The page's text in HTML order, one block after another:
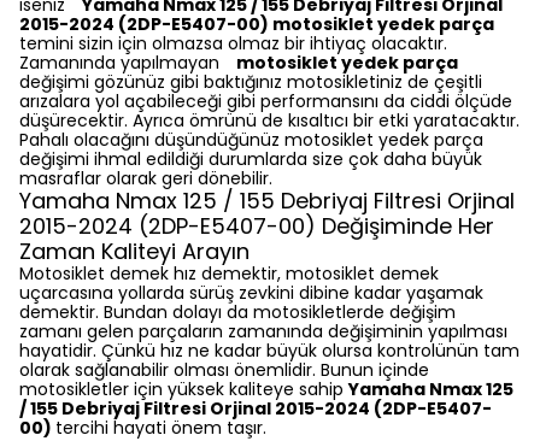
isenizYamaha Nmax 125 / 155 Debriyaj Filtresi Orjinal
2015-2024 (2DP-E5407-00) motosiklet yedek parça
temini sizin için olmazsa olmaz bir ihtiyaç olacaktır.
Zamanında yapılmayan motosiklet yedek parça
değişimi gözünüz gibi baktığınız motosikletiniz de çeşitli
arızalara yol açabileceği gibi performansını da ciddi ölçüde
düşürecektir. Ayrıca ömrünü de kısaltıcı bir etki yaratacaktır.
Pahalı olacağını düşündüğünüz motosiklet yedek parça
değişimi ihmal edildiği durumlarda size çok daha büyük
masraflar olarak geri dönebilir.
Yamaha Nmax 125 / 155 Debriyaj Filtresi Orjinal
2015-2024 (2DP-E5407-00) Değişiminde Her
Zaman Kaliteyi Arayın
Motosiklet demek hız demektir, motosiklet demek
uçarcasına yollarda sürüş zevkini dibine kadar yaşamak
demektir. Bundan dolayı da motosikletlerde değişim
zamanı gelen parçaların zamanında değişiminin yapılması
hayatidir. Çünkü hız ne kadar büyük olursa kontrolünün tam
olarak sağlanabilir olması önemlidir. Bunun içinde
motosikletler için yüksek kaliteye sahipYamaha Nmax 125
/ 155 Debriyaj Filtresi Orjinal 2015-2024 (2DP-E5407-
00) tercihi hayati önem taşır.